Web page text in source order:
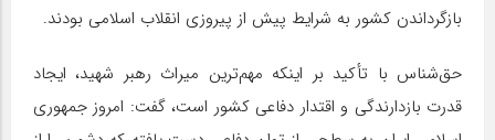
بازگرداندن کشور به شرایط پیش از پیروزی انقلاب اسلامی بودند.
حق‌شناس با تأکید بر اینکه مهم‌ترین میراث رهبر شهید، ایجاد
قدرت بازدارندگی و اقتدار دفاعی کشور است، گفت: امروز جمهوری